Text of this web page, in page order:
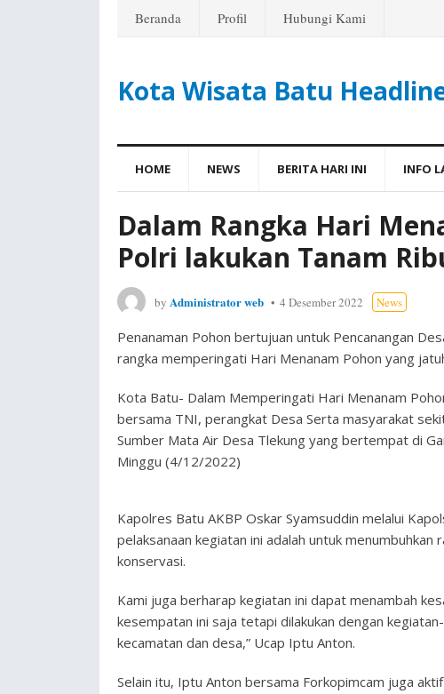
Beranda Profil Hubungi Kami
Kota Wisata Batu
HOME NEWS BERITA HARI INI INFO
Dalam Rangka Hari
Polri lakukan Tanam
by Administrator web 4 Desember 2022 News
Penanaman Pohon bertujuan untuk Pencanangan
rangka memperingati Hari Menanam Pohon yang
Kota Batu- Dalam Memperingati Hari Menanam
bersama TNI, perangkat Desa Serta masyarakat
Sumber Mata Air Desa Tlekung yang bertempat di
Minggu (4/12/2022)
Kapolres Batu AKBP Oskar Syamsuddin melalui
pelaksanaan kegiatan ini adalah untuk
konservasi.
Kami juga berharap kegiatan ini dapat menambah
kesempatan ini saja tetapi dilakukan dengan
kecamatan dan desa,” Ucap Iptu Anton.
Selain itu, Iptu Anton bersama Forkopimcam juga